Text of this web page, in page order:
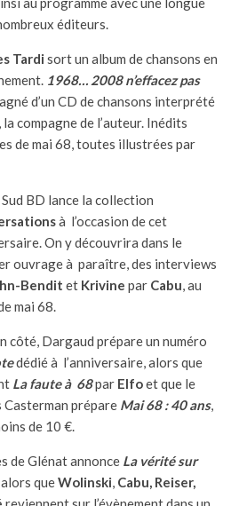
éditeurs.
Tardi sort un album de chansons en
1968… 2008 n’effacez pas
d’un CD de chansons interprété
, la compagne de l’auteur. Inédits
de mai 68, toutes illustrées par
BD lance la collection
à l’occasion de cet
On y découvrira dans le
ouvrage à paraître, des interviews
Bendit et Krivine par Cabu, au
mai 68.
côté, Dargaud prépare un numéro
dédié à l’anniversaire, alors que
La faute à 68par Elfoet que le
Casterman prépare Mai 68 : 40 ans,
de 10 €.
de Glénat annonce La vérité sur
alors queWolinski, Cabu, Reiser,